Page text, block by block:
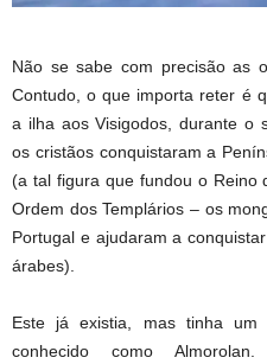
Não se sabe com precisão as
Contudo, o que importa reter é
a ilha aos Visigodos, durante o
os cristãos conquistaram a
(a tal figura que fundou o Reino
Ordem dos Templários – os
Portugal e ajudaram a
árabes).
Este já existia, mas tinha
conhecido como